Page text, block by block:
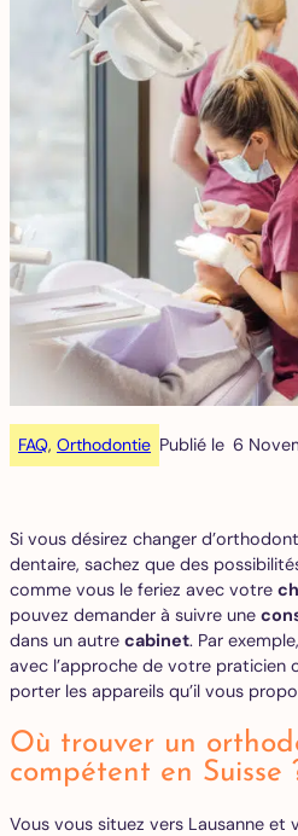
FAQ, Orthodontie Publié le 6
Si vous désirez changer
dentaire, sachez que des
comme vous le feriez avec votre
pouvez demander à suivre une
dans un autre cabinet. Par
avec l’approche de votre praticien
porter les appareils qu’il vous
Où trouver un
compétent en Suisse
Vous vous situez vers Lausanne et